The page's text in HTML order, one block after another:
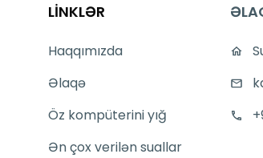
LİNKLƏR
Haqqımızda
Əlaqə
Öz kompüterini yığ
Ən çox verilən suallar